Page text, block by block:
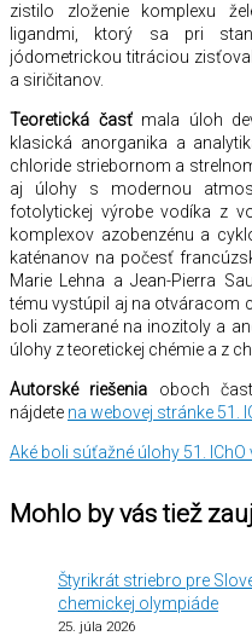
zistilo zloženie komplexu
ligandmi, ktorý sa pri
jódometrickou titráciou
a siričitanov.
Teoretická časťmala úloh
klasická anorganika a
chloride striebornom a
aj úlohy s modernou
fotolytickej výrobe vodíka z
komplexov azobenzénu a
katénanov na počesť
Marie Lehna a Jean-Pierra
tému vystúpil aj na otváracom
boli zamerané na inozitoly a
úlohy z teoretickej chémie a z
Autorské riešenia oboch
nájdete na webovej stránke 51.
Aké boli súťažné úlohy 51. IChO
Mohlo by vás tiež
Štyrikrát striebro pre
chemickej olympiáde
25. júla 2026